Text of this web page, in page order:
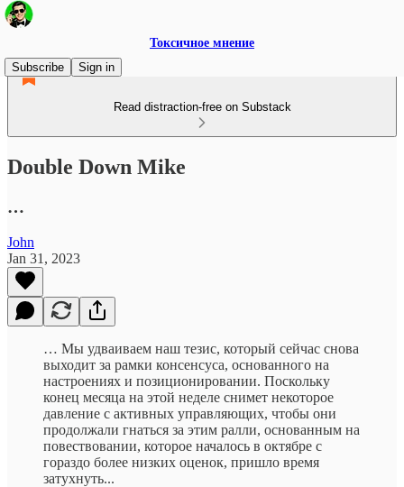
Токсичное мнение
Subscribe
Sign in
Read distraction-free on Substack
Double Down Mike
…
John
Jan 31, 2023
… Мы удваиваем наш тезис, который сейчас снова
выходит за рамки консенсуса, основанного на
настроениях и позиционировании. Поскольку
конец месяца на этой неделе снимет некоторое
давление с активных управляющих, чтобы они
продолжали гнаться за этим ралли, основанным на
повествовании, которое началось в октябре с
гораздо более низких оценок, пришло время
затухнуть...